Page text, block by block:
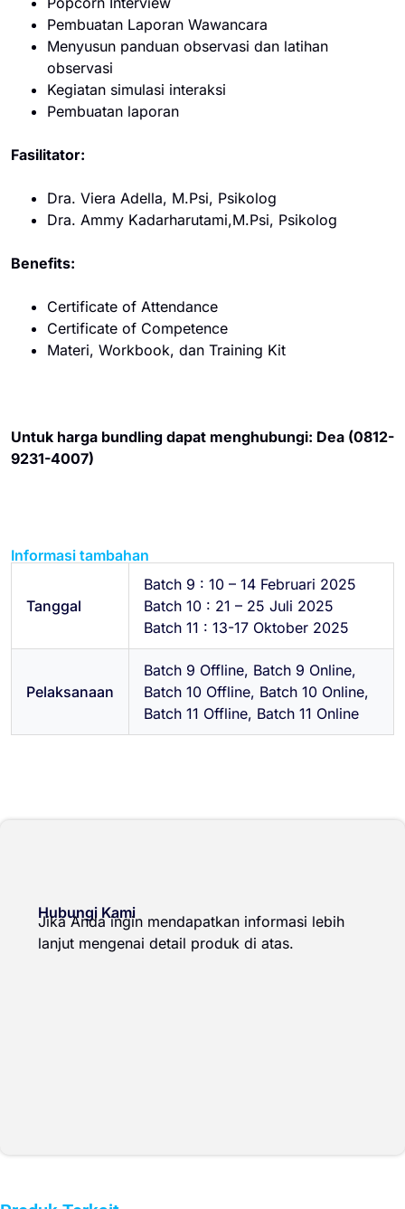
Pembuatan Laporan Wawancara
Menyusun panduan observasi dan latihan
observasi
Kegiatan simulasi interaksi
Pembuatan laporan
Fasilitator:
Dra. Viera Adella, M.Psi, Psikolog
Dra. Ammy Kadarharutami,M.Psi, Psikolog
Benefits:
Certificate of Attendance
Certificate of Competence
Materi, Workbook, dan Training Kit
Untuk harga bundling dapat menghubungi: Dea (0812-
9231-4007)
Informasi tambahan
Tanggal
Batch 9 : 10 – 14 Februari 2025
Batch 10 : 21 – 25 Juli 2025
Batch 11 : 13-17 Oktober 2025
Pelaksanaan
Batch 9 Offline, Batch 9 Online,
Batch 10 Offline, Batch 10 Online,
Batch 11 Offline, Batch 11 Online
Hubungi Kami
Jika Anda ingin mendapatkan informasi lebih
lanjut mengenai detail produk di atas.